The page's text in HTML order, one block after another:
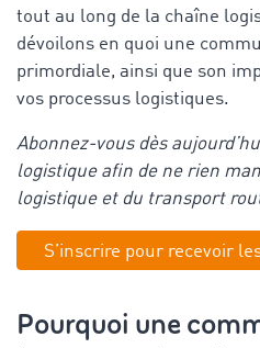
tout au long de la chaîne
dévoilons en quoi une
primordiale, ainsi que son
vos processus logistiques.
Abonnez-vous dès
logistique afin de ne rien
logistique et du transport
S’inscrire pour recevoir
Pourquoi une